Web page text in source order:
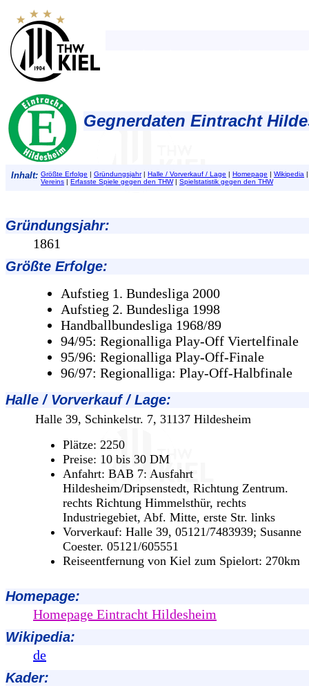
Gegnerdaten Eintracht
Inhalt: Größte Erfolge | Gründungsjahr| Halle / Vorverkauf / Lage | Homepage | Wikipedia
Vereins | Erfasste Spiele gegen den THW| Spielstatistik gegen den THW
Gründungsjahr:
1861
Größte Erfolge:
Aufstieg 1. Bundesliga 2000
Aufstieg 2. Bundesliga 1998
Handballbundesliga 1968/89
94/95: Regionalliga Play-Off Viertelfinale
95/96: Regionalliga Play-Off-Finale
96/97: Regionalliga: Play-Off-Halbfinale
Halle / Vorverkauf / Lage:
Halle 39, Schinkelstr. 7, 31137 Hildesheim
Plätze: 2250
Preise: 10 bis 30 DM
Anfahrt: BAB 7: Ausfahrt
Hildesheim/Dripsenstedt, Richtung Zentrum.
rechts Richtung Himmelsthür, rechts
Industriegebiet, Abf. Mitte, erste Str. links
Vorverkauf: Halle 39, 05121/7483939; Susanne
Coester. 05121/605551
Reiseentfernung von Kiel zum Spielort: 270km
Homepage:
Homepage Eintracht Hildesheim
Wikipedia:
de
Kader: